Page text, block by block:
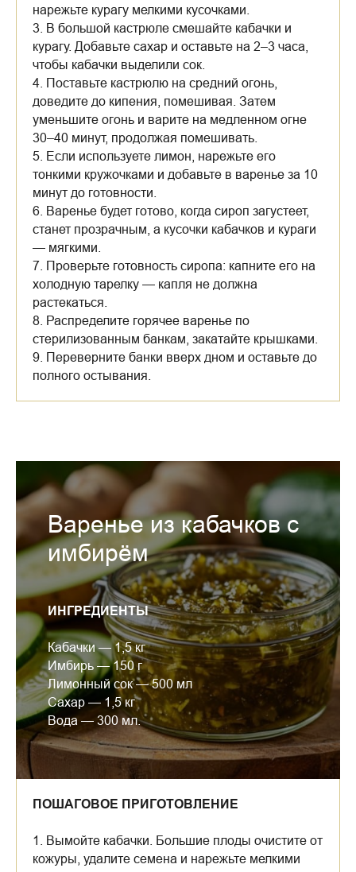
нарежьте курагу мелкими кусочками.
3. В большой кастрюле смешайте кабачки и
курагу. Добавьте сахар и оставьте на 2–3 часа,
чтобы кабачки выделили сок.
4. Поставьте кастрюлю на средний огонь,
доведите до кипения, помешивая. Затем
уменьшите огонь и варите на медленном огне
30–40 минут, продолжая помешивать.
5. Если используете лимон, нарежьте его
тонкими кружочками и добавьте в варенье за 10
минут до готовности.
6. Варенье будет готово, когда сироп загустеет,
станет прозрачным, а кусочки кабачков и кураги
— мягкими.
7. Проверьте готовность сиропа: капните его на
холодную тарелку — капля не должна
растекаться.
8. Распределите горячее варенье по
стерилизованным банкам, закатайте крышками.
9. Переверните банки вверх дном и оставьте до
полного остывания.
Варенье из кабачков с
имбирём
ИНГРЕДИЕНТЫ
Кабачки — 1,5 кг
Имбирь — 150 г
Лимонный сок — 500 мл
Сахар — 1,5 кг
Вода — 300 мл.
ПОШАГОВОЕ ПРИГОТОВЛЕНИЕ
1. Вымойте кабачки. Большие плоды очистите от
кожуры, удалите семена и нарежьте мелкими